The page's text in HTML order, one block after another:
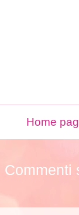
Home
Commenti